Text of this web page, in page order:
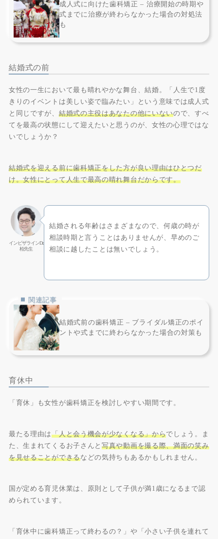
成人式に向けた歯科矯正 – 治療開始の時期や
式までに治療が終わらなかった場合の対処法
も
結婚式の前
女性の一生において最も晴れやかな舞台、結婚。「人生で1度
きりのイベントは美しい姿で臨みたい」という意味では成人式
と同じですが、 結婚式の主役はあなたの他にいないので、すべ
てを最高の状態にして迎えたいと思うのが、女性の心理ではな
いでしょうか？
結婚式を迎える前に歯科矯正をした方が良い理由はひとつだ
け。女性にとって人生で最高の晴れ舞台だからです。
インビザラインDr.
柏先生
結婚される年齢はさまざまなので、何歳の時が
相談時期と言うことはありませんが、早めのご
相談に越したことは無いでしょう。
関連記事
結婚式前の歯科矯正 – ブライダル矯正のポイ
ントや式までに終わらなかった場合の対策も
育休中
「育休」も女性が歯科矯正を検討しやすい期間です。
最たる理由は「人と会う機会が少なくなる」からでしょう。ま
た、生まれてくるお子さんと写真や動画を撮る際、満面の笑み
を見せることができるなどの気持ちもあるかもしれません。
国が定める育児休業は、原則として子供が満1歳になるまで認
められています。
「育休中に歯科矯正って終わるの？」や「小さい子供を連れて